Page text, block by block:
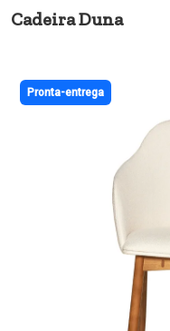
Cadeira Duna
Pronta-entrega